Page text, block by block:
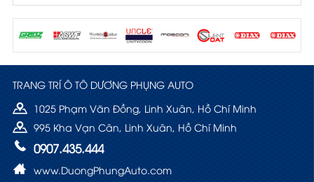
TRANG TRÍ Ô TÔ DƯƠNG PHỤNG AUTO
1025 Phạm Văn Đồng, Linh Xuân, Hồ Chí Minh
995 Kha Vạn Cân, Linh Xuân, Hồ Chí Minh
0907.435.444
www.DuongPhungAuto.com